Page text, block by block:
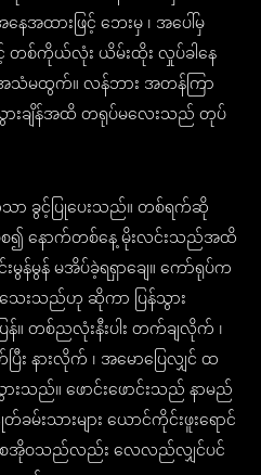
အထားဖြင့် ဘေးမှ ၊ အပေါ်မှ
တစ်ကိုယ်လုံး ယိမ်းထိုး လှုပ်ခါနေ
သံမထွက်။ လန်ဘား အတန်ကြာ
းချိန်အထိ တရုပ်မလေးသည် တုပ်
ခွင့်ပြုပေးသည်။ တစ်ရက်ဆို
စ၍ နောက်တစ်နေ့ မိုးလင်းသည်အထိ
းမွန်မွန် မအိပ်ခဲ့ရရှာချေ။ ကော်ရုပ်က
သေးသည်ဟု ဆိုကာ ပြန်သွား
။ တစ်ညလုံးနီးပါး တက်ချလိုက် ၊
နားလိုက် ၊ အမောပြေလျှင် ထ
ည်။ ဖောင်းဖောင်းသည် နာမည်
းသားများ ယောင်ကိုင်းဖူးရောင်
စအိုဝသည်လည်း လေလည်လျှင်ပင်